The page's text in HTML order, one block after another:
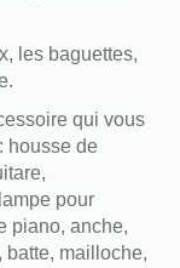
les baguettes,
qui vous
housse de
pour
piano, anche,
batte, mailloche,